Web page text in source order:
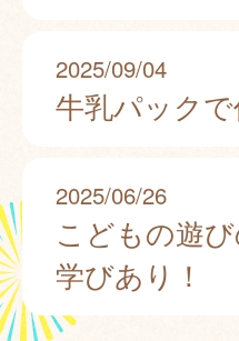
2025/09/04
牛乳パック
2025/06/26
こどもの遊
学びあり！